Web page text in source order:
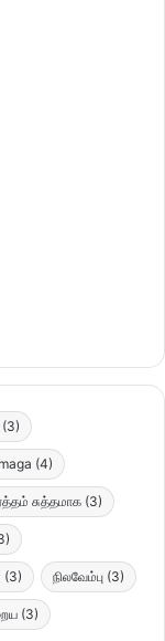
(3)
(4)
சுத்தமாக (3)
(3) நிலவேம்பு (3)
(3)